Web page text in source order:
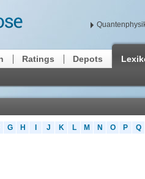
Ratings Depots
G H J K L M N O P Q